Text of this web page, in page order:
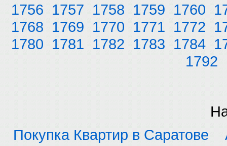
1756 1757 1758 1759 1760
1768 1769 1770 1771 1772
1780 1781 1782 1783 1784
1792
Покупка Квартир в Саратове